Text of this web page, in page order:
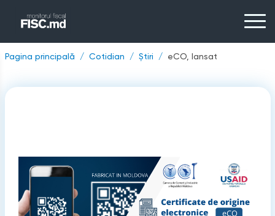
Pagina principală Cotidian Știri eCO, lansat